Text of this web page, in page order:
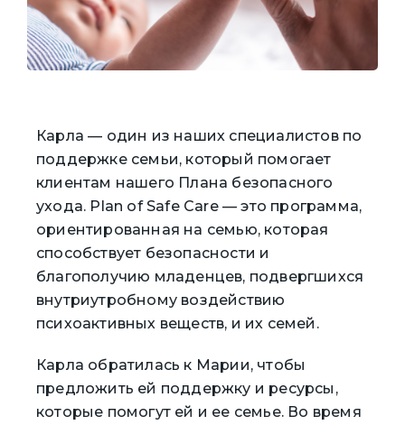
Карла — один из наших специалистов по
поддержке семьи, который помогает
клиентам нашего Плана безопасного
ухода. Plan of Safe Care — это программа,
ориентированная на семью, которая
способствует безопасности и
благополучию младенцев, подвергшихся
внутриутробному воздействию
психоактивных веществ, и их семей.
Карла обратилась к Марии, чтобы
предложить ей поддержку и ресурсы,
которые помогут ей и ее семье. Во время